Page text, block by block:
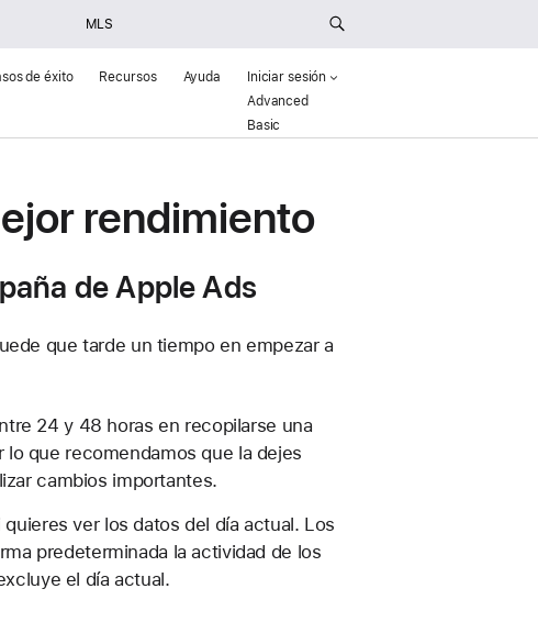
MLS
de éxito Recursos Ayuda
Iniciar sesión
Advanced
Basic
rendimiento
de Apple Ads
que tarde un tiempo en empezar a
24 y 48 horas en recopilarse una
que recomendamos que la dejes
cambios importantes.
ver los datos del día actual. Los
predeterminada la actividad de los
el día actual.